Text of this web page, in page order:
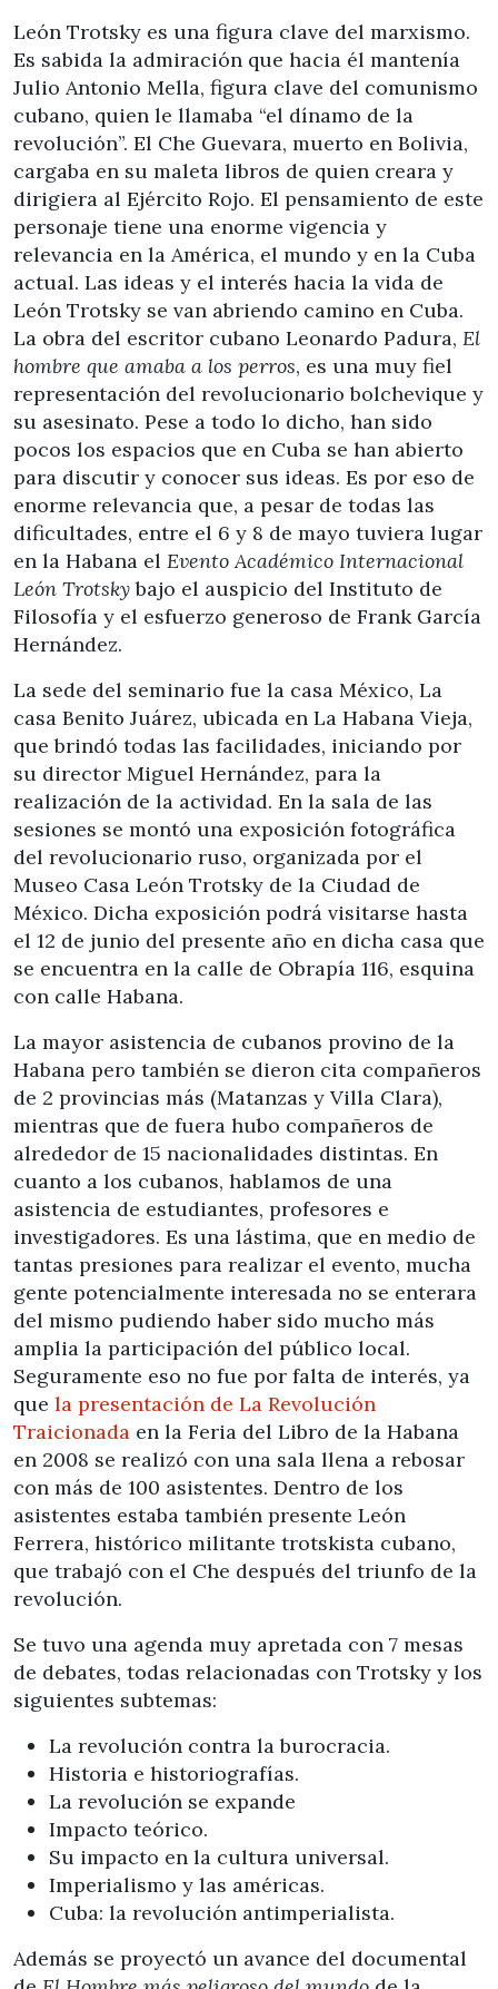
León Trotsky es una figura clave del marxismo.
Es sabida la admiración que hacia él mantenía
Julio Antonio Mella, figura clave del comunismo
cubano, quien le llamaba “el dínamo de la
revolución”. El Che Guevara, muerto en Bolivia,
cargaba en su maleta libros de quien creara y
dirigiera al Ejército Rojo. El pensamiento de este
personaje tiene una enorme vigencia y
relevancia en la América, el mundo y en la Cuba
actual. Las ideas y el interés hacia la vida de
León Trotsky se van abriendo camino en Cuba.
La obra del escritor cubano Leonardo Padura, El
hombre que amaba a los perros, es una muy fiel
representación del revolucionario bolchevique y
su asesinato. Pese a todo lo dicho, han sido
pocos los espacios que en Cuba se han abierto
para discutir y conocer sus ideas. Es por eso de
enorme relevancia que, a pesar de todas las
dificultades, entre el 6 y 8 de mayo tuviera lugar
en la Habana el Evento Académico Internacional
León Trotskybajo el auspicio del Instituto de
Filosofía y el esfuerzo generoso de Frank García
Hernández.
La sede del seminario fue la casa México, La
casa Benito Juárez, ubicada en La Habana Vieja,
que brindó todas las facilidades, iniciando por
su director Miguel Hernández, para la
realización de la actividad. En la sala de las
sesiones se montó una exposición fotográfica
del revolucionario ruso, organizada por el
Museo Casa León Trotsky de la Ciudad de
México. Dicha exposición podrá visitarse hasta
el 12 de junio del presente año en dicha casa que
se encuentra en la calle de Obrapía 116, esquina
con calle Habana.
La mayor asistencia de cubanos provino de la
Habana pero también se dieron cita compañeros
de 2 provincias más (Matanzas y Villa Clara),
mientras que de fuera hubo compañeros de
alrededor de 15 nacionalidades distintas. En
cuanto a los cubanos, hablamos de una
asistencia de estudiantes, profesores e
investigadores. Es una lástima, que en medio de
tantas presiones para realizar el evento, mucha
gente potencialmente interesada no se enterara
del mismo pudiendo haber sido mucho más
amplia la participación del público local.
Seguramente eso no fue por falta de interés, ya
que la presentación de La Revolución
Traicionada en la Feria del Libro de la Habana
en 2008 se realizó con una sala llena a rebosar
con más de 100 asistentes. Dentro de los
asistentes estaba también presente León
Ferrera, histórico militante trotskista cubano,
que trabajó con el Che después del triunfo de la
revolución.
Se tuvo una agenda muy apretada con 7 mesas
de debates, todas relacionadas con Trotsky y los
siguientes subtemas:
La revolución contra la burocracia.
Historia e historiografías.
La revolución se expande
Impacto teórico.
Su impacto en la cultura universal.
Imperialismo y las américas.
Cuba: la revolución antimperialista.
Además se proyectó un avance del documental